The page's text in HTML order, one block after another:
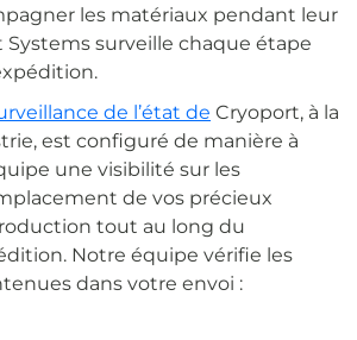
les matériaux pendant leur
Systems surveille chaque étape
de l’état de Cryoport, à la
est configuré de manière à
une visibilité sur les
de vos précieux
tout au long du
Notre équipe vérifie les
dans votre envoi :